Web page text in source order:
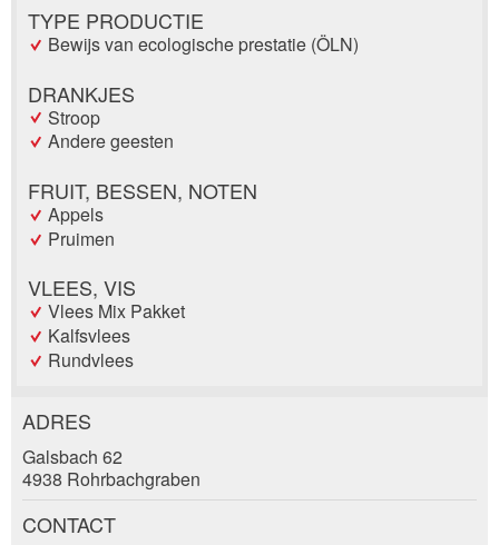
TYPE PRODUCTIE
Bewijs van ecologische prestatie (ÖLN)
DRANKJES
Stroop
Andere geesten
FRUIT, BESSEN, NOTEN
Appels
Pruimen
VLEES, VIS
Vlees Mix Pakket
Kalfsvlees
Rundvlees
Post afkeuren
Beveel deze advertentie aan bij vrienden.
Reservering
ADRES
Galsbach 62
4938 Rohrbachgraben
CONTACT